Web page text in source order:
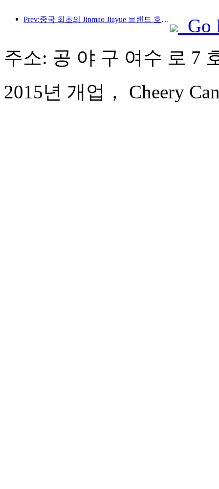
Prev:중국 최초의 Jinmao Jiayue 브랜드 호텔 공개
Go
주소: 공 야 구 여수 로 7
2015년 개업， Cheery